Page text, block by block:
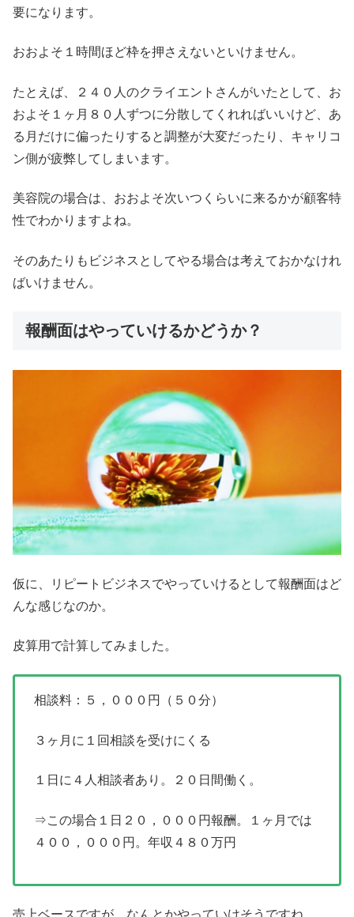
要になります。
おおよそ１時間ほど枠を押さえないといけません。
たとえば、２４０人のクライエントさんがいたとして、お
およそ１ヶ月８０人ずつに分散してくれればいいけど、あ
る月だけに偏ったりすると調整が大変だったり、キャリコ
ン側が疲弊してしまいます。
美容院の場合は、おおよそ次いつくらいに来るかが顧客特
性でわかりますよね。
そのあたりもビジネスとしてやる場合は考えておかなけれ
ばいけません。
報酬面はやっていけるかどうか？
仮に、リピートビジネスでやっていけるとして報酬面はど
んな感じなのか。
皮算用で計算してみました。
相談料：５，０００円（５０分）
３ヶ月に１回相談を受けにくる
１日に４人相談者あり。２０日間働く。
⇒この場合１日２０，０００円報酬。１ヶ月では
４００，０００円。年収４８０万円